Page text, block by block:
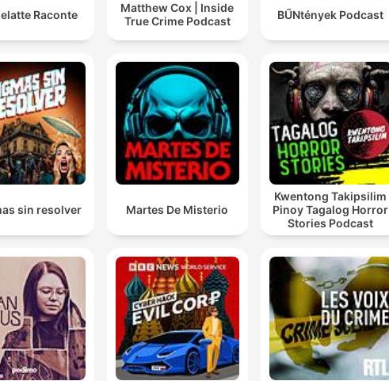
Raconte
Matthew Cox | Inside
True Crime Podcast
BŰNtények Podcast
sin resolver Martes De Misterio
Kwentong Takipsilim
Pinoy Tagalog Horror
Stories Podcast